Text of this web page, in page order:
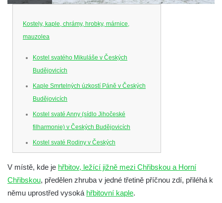
Kostely, kaple, chrámy, hrobky, márnice,
mauzolea
Kostel svatého Mikuláše v Českých
Budějovicích
Kaple Smrtelných úzkostí Páně v Českých
Budějovicích
Kostel svaté Anny (sídlo Jihočeské
filharmonie) v Českých Budějovicích
Kostel svaté Rodiny v Českých
Budějovicích
Kostel Obětování Panny Marie u kláštera
dominikánů v Českých Budějovicích
Kostel Všech svatých v Kamenném Újezdě
V místě, kde je hřbitov, ležící jižně mezi Chřibskou a Horní
Chřibskou, předělen zhruba v jedné třetině příčnou zdí, přiléhá k
němu uprostřed vysoká hřbitovní kaple.